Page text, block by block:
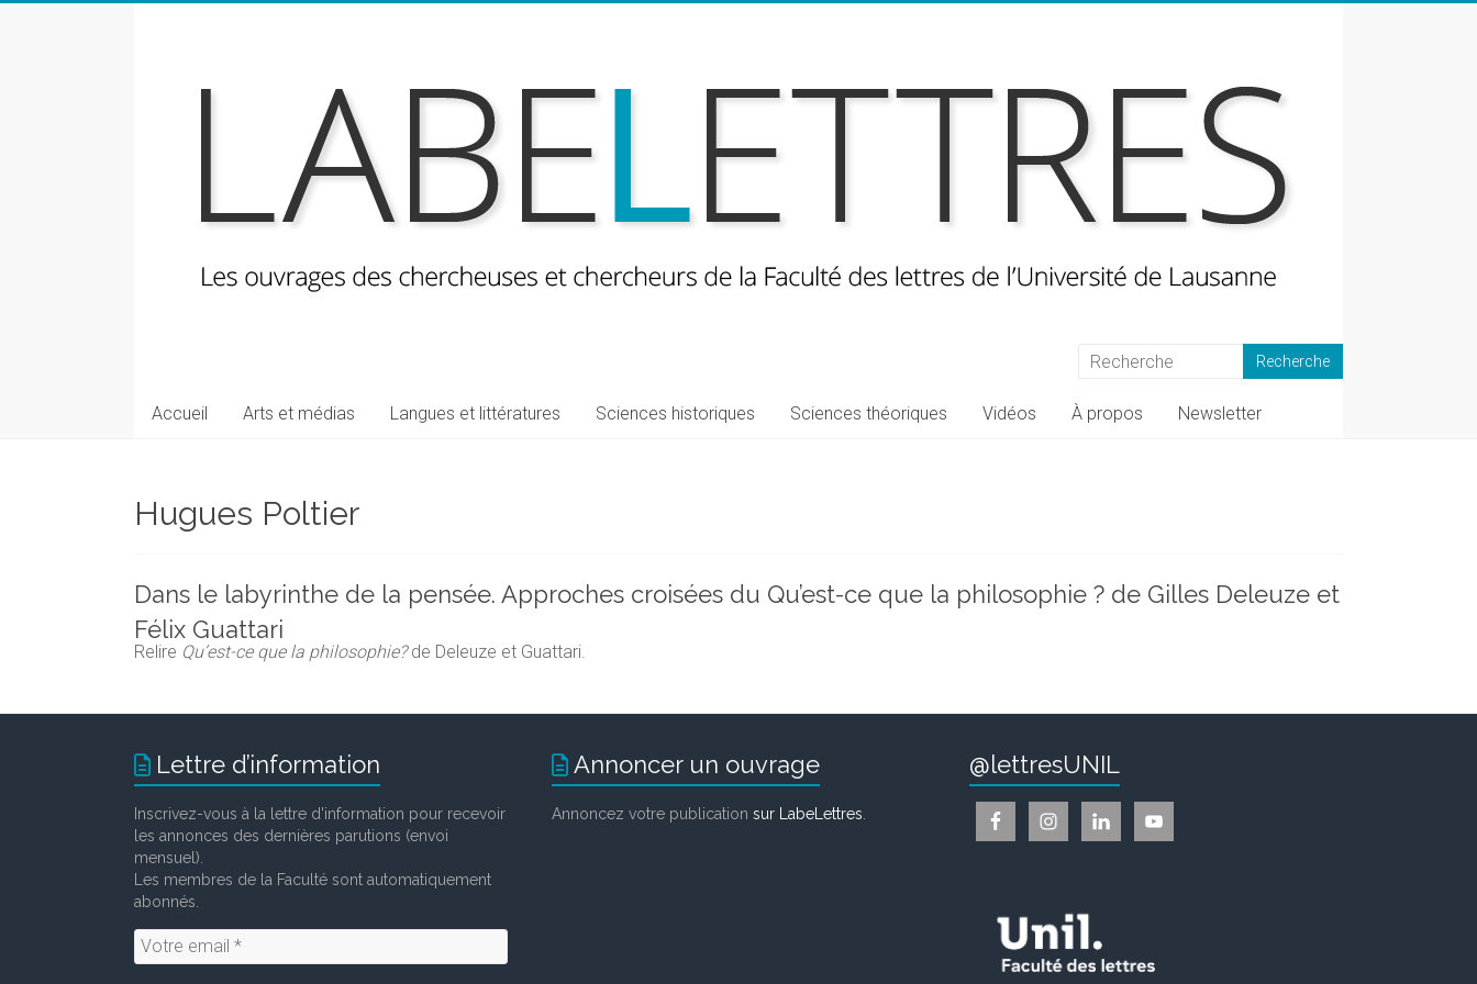
Les
et
chercheurs
la
Faculté
des
Accueil Arts et médias Langues et littératures Sciences historiques Sciences théoriques Vidéos À propos Newsletter
Hugues Poltier
Dans le labyrinthe de la pensée. Approches croisées du Qu’est-ce que la philosophie ? de Gilles Deleuze et
Félix Guattari
Relire Qu’est-ce que la philosophie?de Deleuze et Guattari.
Lettre d’information
Inscrivez-vous à la lettre d'information pour recevoir
les annonces des dernières parutions (envoi
mensuel).
Les membres de la Faculté sont automatiquement
abonnés.
Annoncer un ouvrage
Annoncez votre publication sur LabeLettres
@lettresUNIL